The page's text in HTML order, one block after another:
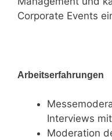
Corporate Events
Arbeitserfahrungen
Interviews
Moderation